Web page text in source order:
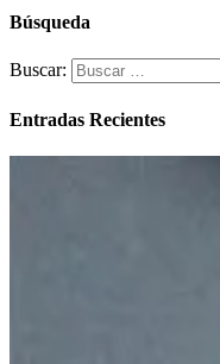
Búsqueda
Buscar:
Entradas Recientes